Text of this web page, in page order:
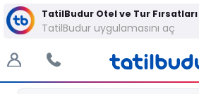
TatilBudur Otel ve Tur Fırsatları
TatilBudur uygulamasını aç